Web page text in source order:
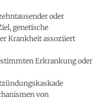
oder
genetische
Krankheit assoziiert
Erkrankung oder
von